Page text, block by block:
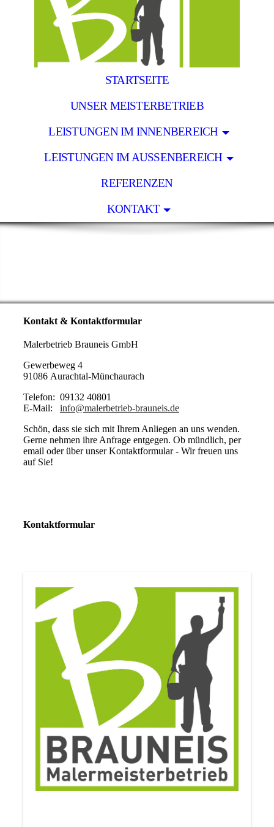
STARTSEITE
UNSER MEISTERBETRIEB
LEISTUNGEN IM INNENBEREICH
LEISTUNGEN IM AUSSENBEREICH
REFERENZEN
KONTAKT
Kontakt & Kontaktformular
Malerbetrieb Brauneis GmbH
Gewerbeweg 4
91086 Aurachtal-Münchaurach
Telefon: 09132 40801
E-Mail: info@malerbetrieb-brauneis.de
Schön, dass sie sich mit Ihrem Anliegen an uns wenden.
Gerne nehmen ihre Anfrage entgegen. Ob mündlich, per
email oder über unser Kontaktformular - Wir freuen uns
auf Sie!
Kontaktformular